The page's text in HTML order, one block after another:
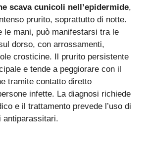
scava cunicoli nell’epidermide,
prurito, soprattutto di notte.
le mani, può manifestarsi tra le
dorso, con arrossamenti,
crosticine. Il prurito persistente
e tende a peggiorare con il
tramite contatto diretto
infette. La diagnosi richiede
e il trattamento prevede l’uso di
antiparassitari.